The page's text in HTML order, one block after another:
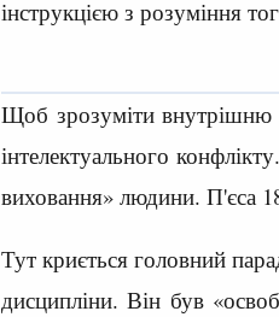
інструкцією з розуміння
Щоб зрозуміти внутрішню
інтелектуального
виховання» людини. П'єса
Тут криється головний
дисципліни. Він був